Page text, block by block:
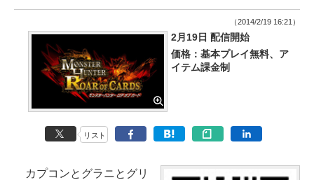
（2014/2/19 16:21）
2月19日 配信開始
価格：基本プレイ無料、ア
イテム課金制
リスト
カプコンとグラニとグリ